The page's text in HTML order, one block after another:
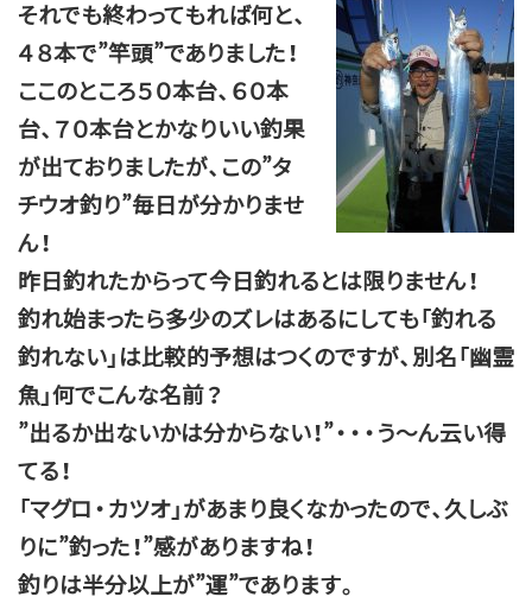
それでも終わってもれば何と、
４８本で”竿頭”でありました！
ここのところ５０本台、６０本
台、７０本台とかなりいい釣果
が出ておりましたが、この”タ
チウオ釣り”毎日が分かりませ
ん！
昨日釣れたからって今日釣れるとは限りません！
釣れ始まったら多少のズレはあるにしても「釣れる
釣れない」は比較的予想はつくのですが、別名「幽霊
魚」何でこんな名前？
”出るか出ないかは分からない！”・・・う～ん云い得
てる！
「マグロ・カツオ」があまり良くなかったので、久しぶ
りに”釣った！”感がありますね！
釣りは半分以上が”運”であります。